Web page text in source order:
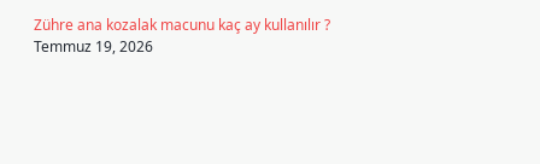
Zühre ana kozalak macunu kaç ay kullanılır ?
Temmuz 19, 2026